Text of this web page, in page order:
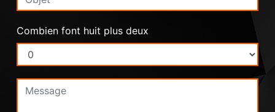
Combien font huit plus deux